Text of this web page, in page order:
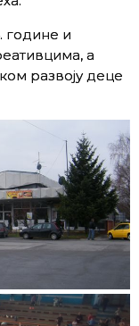
године и
а
развоју деце